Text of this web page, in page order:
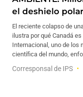
el deshielo polar
El reciente colapso de
ilustra por qué Canadá
Internacional, uno de los
científica del mundo,
Corresponsal de IPS